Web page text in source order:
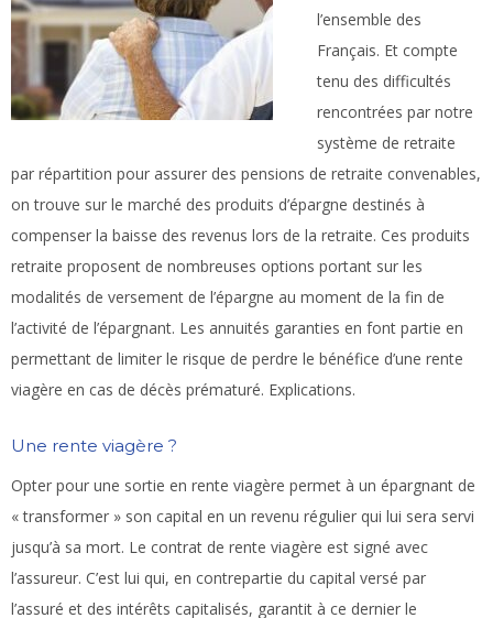
l’ensemble des
Français. Et compte
tenu des difficultés
rencontrées par notre
système de retraite
par répartition pour assurer des pensions de retraite convenables,
on trouve sur le marché des produits d’épargne destinés à
compenser la baisse des revenus lors de la retraite. Ces produits
retraite proposent de nombreuses options portant sur les
modalités de versement de l’épargne au moment de la fin de
l’activité de l’épargnant. Les annuités garanties en font partie en
permettant de limiter le risque de perdre le bénéfice d’une rente
viagère en cas de décès prématuré. Explications.
Une rente viagère ?
Opter pour une sortie en rente viagère permet à un épargnant de
« transformer » son capital en un revenu régulier qui lui sera servi
jusqu’à sa mort. Le contrat de rente viagère est signé avec
l’assureur. C’est lui qui, en contrepartie du capital versé par
l’assuré et des intérêts capitalisés, garantit à ce dernier le